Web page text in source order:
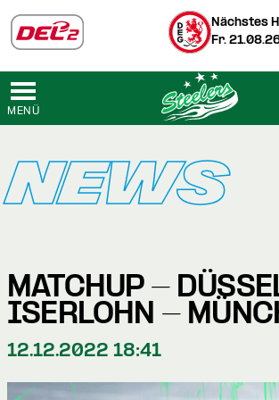
Nächstes
Fr.
MENÜ
NEWS
MATCHUP -
ISERLOHN -
12.12.2022 18:41